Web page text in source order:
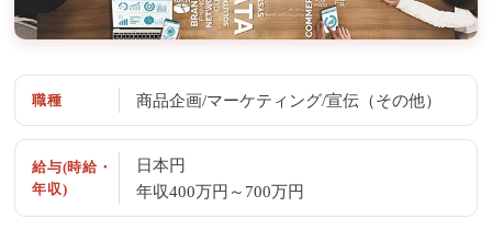
職種 商品企画/マーケティング/宣伝（その他）
給与(時給・
年収)
日本円
年収400万円～700万円